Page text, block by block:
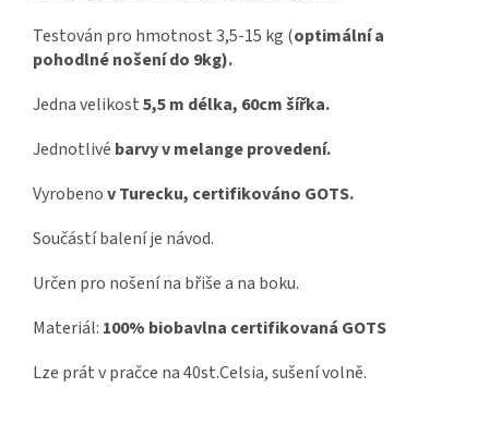
Testován pro hmotnost 3,5-15 kg (optimální a
pohodlné nošení do 9kg).
Jedna velikost5,5 m délka, 60cm šířka.
Jednotlivé barvy v melange provedení.
Vyrobenov Turecku, certifikováno GOTS.
Součástí balení je návod.
Určen pro nošení na břiše a na boku.
Materiál: 100% biobavlna certifikovaná GOTS
Lze prát v pračce na 40st.Celsia, sušení volně.